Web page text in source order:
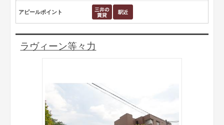
アピールポイント
ラヴィーン等々力